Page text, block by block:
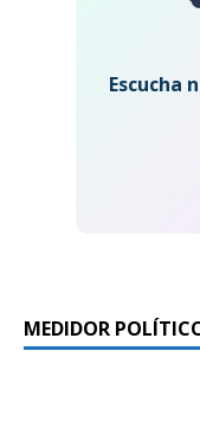
Escucha
MEDIDOR